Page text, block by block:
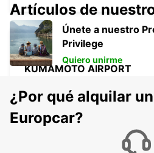
KUMAMOTO AIRPORT
Artículos de
Únete a nuestro
Privilege
Quiero unirme
¿Por qué alquilar
Europcar?